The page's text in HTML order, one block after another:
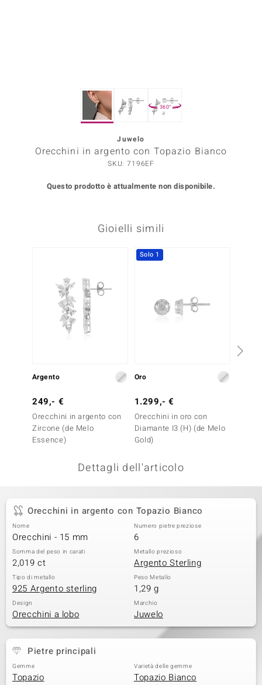
by de Melo
Classics
360°
Juwelo
Orecchini in argento con Topazio Bianco
SKU: 7196EF
Questo prodotto è attualmente non disponibile.
Gioielli simili
Argento
249,- €
Orecchini in argento con
Zircone (de Melo
Essence)
Solo 1
Oro
1.299,- €
Orecchini in oro con
Diamante I3 (H) (de Melo
Gold)
Dettagli dell'articolo
Orecchini in argento con Topazio Bianco
Nome
Orecchini - 15 mm
Numero pietre preziose
6
Somma del peso in carati
2,019 ct
Metallo prezioso
Argento Sterling
Tipo di metallo
925 Argento sterling
Peso Metallo
1,29 g
Design
Orecchini a lobo
Marchio
Juwelo
Pietre principali
Gemme
Topazio
Varietà delle gemme
Topazio Bianco